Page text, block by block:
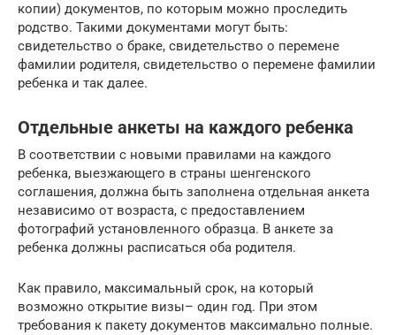
копии) документов, по которым можно проследить
родство. Такими документами могут быть:
свидетельство о браке, свидетельство о перемене
фамилии родителя, свидетельство о перемене фамилии
ребенка и так далее.
Отдельные анкеты на каждого ребенка
В соответствии с новыми правилами на каждого
ребенка, выезжающего в страны шенгенского
соглашения, должна быть заполнена отдельная анкета
независимо от возраста, с предоставлением
фотографий установленного образца. В анкете за
ребенка должны расписаться оба родителя.
Как правило, максимальный срок, на который
возможно открытие визы– один год. При этом
требования к пакету документов максимально полные.